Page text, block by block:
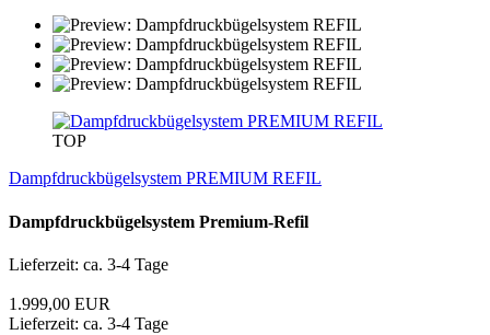
TOP
Dampfdruckbügelsystem PREMIUM REFIL
Dampfdruckbügelsystem Premium-Refil
Lieferzeit: ca. 3-4 Tage
1.999,00 EUR
Lieferzeit: ca. 3-4 Tage